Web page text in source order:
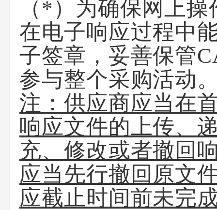
（*）为确保网上
在电子响应过程中
子签章，妥善保管
参与整个采购活动
注：供应商应当在
响应文件的上传、
充、修改或者撤回
应当先行撤回原文
应截止时间前未完